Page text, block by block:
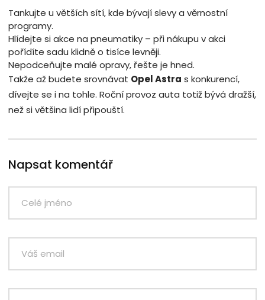
Tankujte u větších sítí, kde bývají slevy a věrnostní
programy.
Hlídejte si akce na pneumatiky – při nákupu v akci
pořídíte sadu klidně o tisíce levněji.
Nepodceňujte malé opravy, řešte je hned.
Takže až budete srovnávat Opel Astra s konkurencí,
dívejte se i na tohle. Roční provoz auta totiž bývá dražší,
než si většina lidí připouští.
Napsat komentář